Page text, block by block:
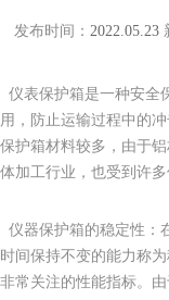
发布时间： 2022.05.23
仪表保护箱是一种安全
用，防止运输过程中的
保护箱材料较多，由于
体加工行业，也受到许
仪器保护箱的稳定性：
时间保持不变的能力称
非常关注的性能指标。